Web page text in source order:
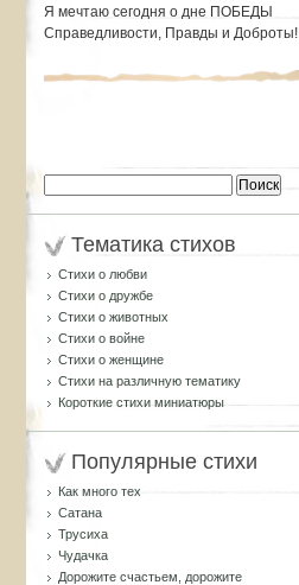
Я мечтаю сегодня о дне ПОБЕДЫ
Справедливости, Правды и Доброты!
Тематика стихов
Стихи о любви
Стихи о дружбе
Стихи о животных
Стихи о войне
Стихи о женщине
Стихи на различную тематику
Короткие стихи миниатюры
Популярные стихи
Как много тех
Сатана
Трусиха
Чудачка
Дорожите счастьем, дорожите